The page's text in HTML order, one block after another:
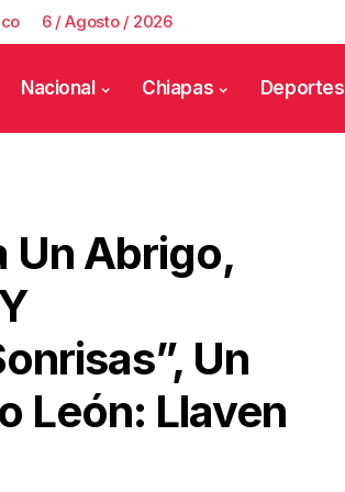
6 / Agosto / 2026
Nacional Chiapas Deportes
Un Abrigo,
Un
León: Llaven